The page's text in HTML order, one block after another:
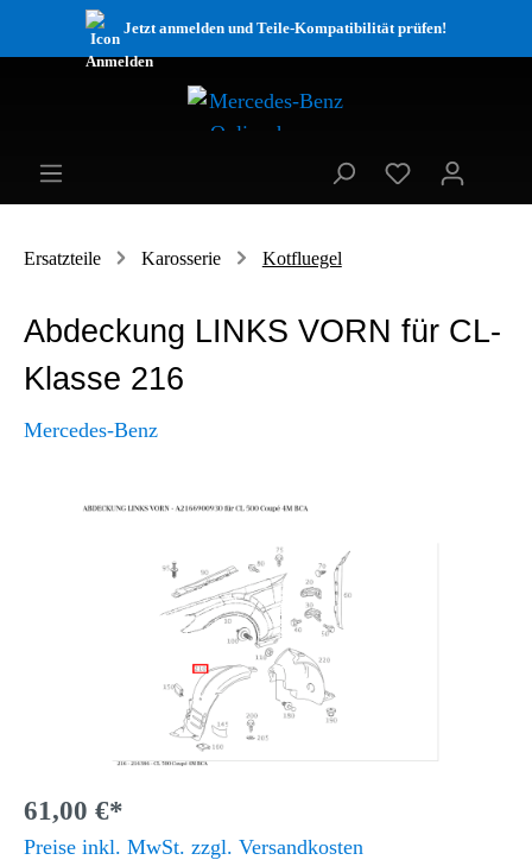
Jetzt anmelden und Teile-Kompatibilität prüfen!
Ersatzteile Karosserie Kotfluegel
Abdeckung LINKS VORN für CL-
Klasse 216
Mercedes-Benz
61,00 €*
Preise inkl. MwSt. zzgl. Versandkosten